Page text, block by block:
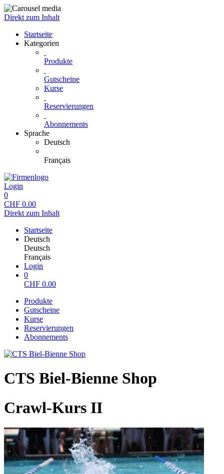
Direkt zum Inhalt
Startseite
Kategorien
Produkte
Gutscheine
Kurse
Reservierungen
Abonnements
Sprache
Deutsch
Français
Login
0
CHF 0.00
Direkt zum Inhalt
Startseite
Deutsch
Deutsch
Français
Login
0
CHF 0.00
Produkte
Gutscheine
Kurse
Reservierungen
Abonnements
CTS Biel-Bienne Shop
Crawl-Kurs II